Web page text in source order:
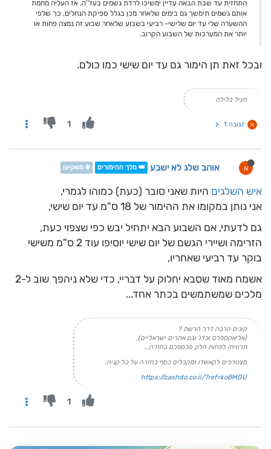
התחזית עד שבת הבאה עדיין ימשיכו לרדת גשמים בעז''ה, אז העליה מחמת
אותם גשמים תימשך גם בימים שלאחר מכן בגלל ספיקת הנחלים, כך שלפי
ההשערה שלי עד יום שלישי- רביעי בשבוע שלאחר שבוע זה נמצה פחות או
יותר את המערכות של השבוע הקרוב.
ובכל זאת תן הימור גם עד יום שישי כמו כולם.
פעיל בלילה
א תגובה 1 1
א אוהב שלג לא ישבע 👑 מלך ההימורים ❄️ משקיען
איש השלגים היות שאני סובר (כעת) כמוהו לגמרי,
אני נותן במקומו את ההימור של 18 ס"מ עד יום שישי,
גם לדעתי, אם השבוע הבא יתחיל יבש כפי שצפוי כעת,
הזרימה ושיירי הגשם של יום שישי יוסיפו עוד 2 ס"מ משישי
בוקר עד רביעי שאחריו,
אשמח מאוד שסבא יחלוק על דבריי, כדי שלא ניהפך שוב ל-2
מלכים שמשתמשים בכתר אחד...
קונים הרבה דרך הרשת ?
(אליאקספרס וכדו' וגם אתרים ישראליים),
תרוויחו לפחות חלק מכספכם בחזרה...
מצטרפים לקאשדו ומקבלים כסף בחזרה על כל קניה:
https://cashdo.co.il/?ref=koBMDU
1